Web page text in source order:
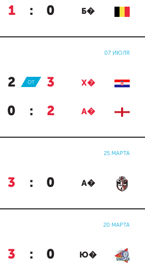
1 : 0 Б�
07 ИЮЛЯ
2 : 3 Х�
ОТ
0 : 2 А�
25 МАРТА
3 : 0 А�
20 МАРТА
3 : 0 Ю�